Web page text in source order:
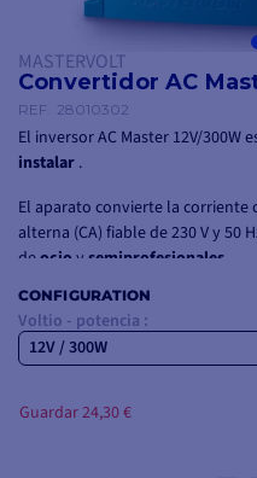
MASTERVOLT
Convertidor AC
REF. 28010302
El inversor AC Master 12V/300W
instalar .
El aparato convierte la corriente
alterna (CA) fiable de 230 V y 50
deocio y semiprofesionales
CONFIGURATION
Voltio - potencia :
12V / 300W
Guardar 24,30 €